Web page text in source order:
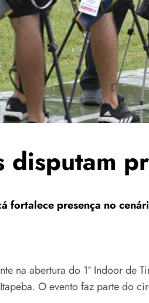
disputam
fortalece presença no
na abertura do 1º Indoor
O evento faz parte do